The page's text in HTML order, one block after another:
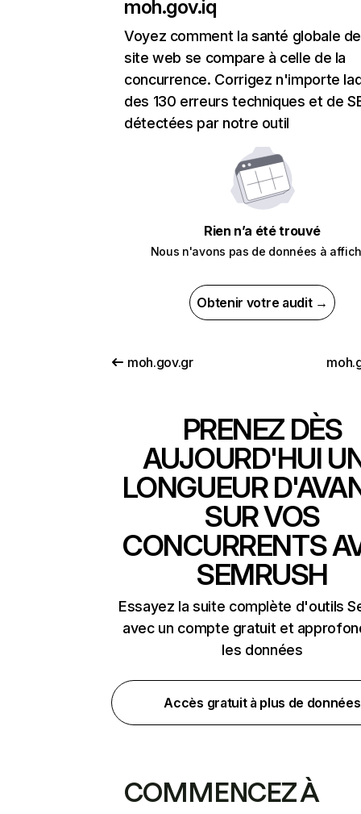
moh.gov.iq
Voyez comment la santé globale
site web se compare à celle de la
concurrence. Corrigez n'importe
des 130 erreurs techniques et de
détectées par notre outil
Rien n’a été trouvé
Nous n'avons pas de données à
Obtenir votre audit →
moh.gov.gr
PRENEZ DÈS
AUJOURD'HUI
LONGUEUR
SUR VOS
CONCURRENTS
SEMRUSH
Essayez la suite complète d'outils
avec un compte gratuit et
les données
Accès gratuit à plus de données
COMMENCEZ À